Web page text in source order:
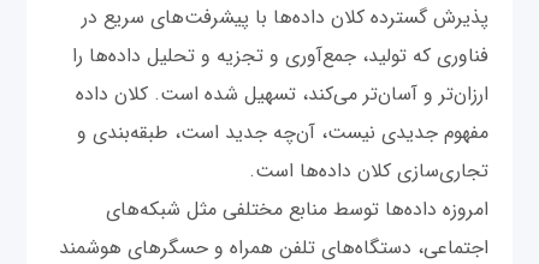
پذیرش گسترده کلان داده‌ها با پیشرفت‌های سریع در
فناوری که تولید، جمع‌آوری و تجزیه و تحلیل داده‌ها را
ارزان‌تر و آسان‌تر می‌کند، تسهیل شده است. کلان داده
مفهوم جدیدی نیست، آن‌چه جدید است، طبقه‌بندی و
تجاری‌سازی کلان داده‌ها است.
امروزه داده‌ها توسط منابع مختلفی مثل شبکه‌های
اجتماعی، دستگاه‌های تلفن همراه و حسگرهای هوشمند